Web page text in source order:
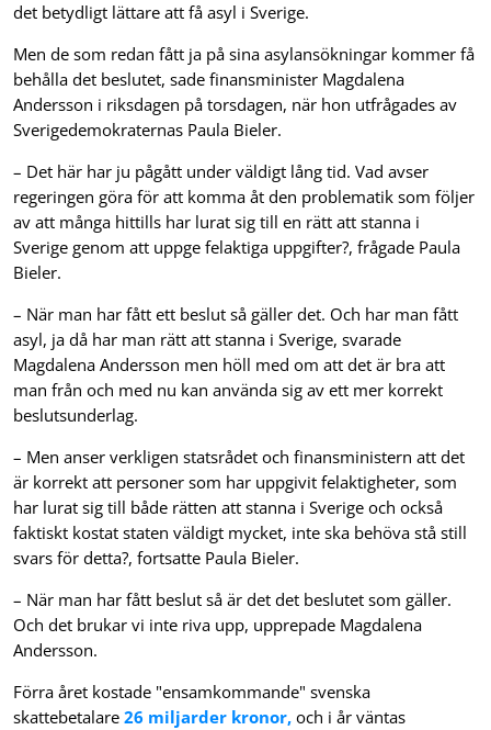
det betydligt lättare att få asyl i Sverige.
Men de som redan fått ja på sina asylansökningar kommer få
behålla det beslutet, sade finansminister Magdalena
Andersson i riksdagen på torsdagen, när hon utfrågades av
Sverigedemokraternas Paula Bieler.
– Det här har ju pågått under väldigt lång tid. Vad avser
regeringen göra för att komma åt den problematik som följer
av att många hittills har lurat sig till en rätt att stanna i
Sverige genom att uppge felaktiga uppgifter?, frågade Paula
Bieler.
– När man har fått ett beslut så gäller det. Och har man fått
asyl, ja då har man rätt att stanna i Sverige, svarade
Magdalena Andersson men höll med om att det är bra att
man från och med nu kan använda sig av ett mer korrekt
beslutsunderlag.
– Men anser verkligen statsrådet och finansministern att det
är korrekt att personer som har uppgivit felaktigheter, som
har lurat sig till både rätten att stanna i Sverige och också
faktiskt kostat staten väldigt mycket, inte ska behöva stå still
svars för detta?, fortsatte Paula Bieler.
– När man har fått beslut så är det det beslutet som gäller.
Och det brukar vi inte riva upp, upprepade Magdalena
Andersson.
Förra året kostade "ensamkommande" svenska
skattebetalare26 miljarder kronor, och i år väntas